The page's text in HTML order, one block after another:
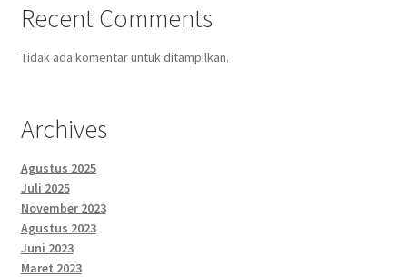
Recent Comments
Tidak ada komentar untuk ditampilkan.
Archives
Agustus 2025
Juli 2025
November 2023
Agustus 2023
Juni 2023
Maret 2023